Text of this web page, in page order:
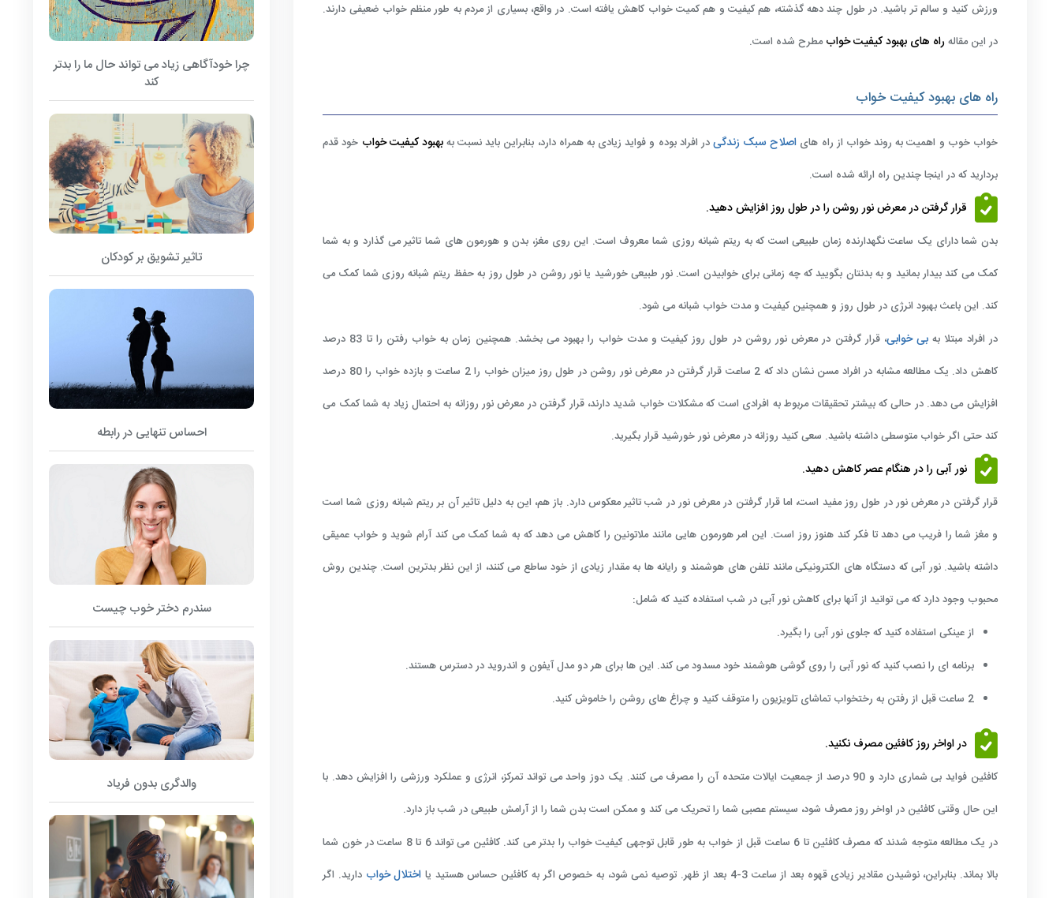
ورزش کنید و سالم تر باشید. در طول چند دهه گذشته، هم کیفیت و هم کمیت خواب کاهش یافته است. در واقع، بسیاری از مردم به طور منظم خواب ضعیفی دارند.
در این مقالهراه های بهبود کیفیت خوابمطرح شده است.
راه های بهبود کیفیت خواب
خواب خوب و اهمیت به روند خواب از راه های اصلاح سبک زندگیدر افراد بوده و فواید زیادی به همراه دارد، بنابراین باید نسبت بهبهبود کیفیت خواب خود قدم
بردارید که در اینجا چندین راه ارائه شده است.
قرار گرفتن در معرض نور روشن را در طول روز افزایش دهید.
بدن شما دارای یک ساعت نگهدارنده زمان طبیعی است که به ریتم شبانه روزی شما معروف است. این روی مغز، بدن و هورمون های شما تاثیر می گذارد و به شما
کمک می کند بیدار بمانید و به بدنتان بگویید که چه زمانی برای خوابیدن است. نور طبیعی خورشید یا نور روشن در طول روز به حفظ ریتم شبانه روزی شما کمک می
کند. این باعث بهبود انرژی در طول روز و همچنین کیفیت و مدت خواب شبانه می شود.
در افراد مبتلا به بی خوابی
، قرار گرفتن در معرض نور روشن در طول روز کیفیت و مدت خواب را بهبود می بخشد. همچنین زمان به خواب رفتن را تا 83 درصد
کاهش داد. یک مطالعه مشابه در افراد مسن نشان داد که 2 ساعت قرار گرفتن در معرض نور روشن در طول روز میزان خواب را 2 ساعت و بازده خواب را 80 درصد
افزایش می دهد. در حالی که بیشتر تحقیقات مربوط به افرادی است که مشکلات خواب شدید دارند، قرار گرفتن در معرض نور روزانه به احتمال زیاد به شما کمک می
کند حتی اگر خواب متوسطی داشته باشید. سعی کنید روزانه در معرض نور خورشید قرار بگیرید.
نور آبی را در هنگام عصر کاهش دهید.
قرار گرفتن در معرض نور در طول روز مفید است، اما قرار گرفتن در معرض نور در شب تاثیر معکوس دارد. باز هم، این به دلیل تاثیر آن بر ریتم شبانه روزی شما است
و مغز شما را فریب می دهد تا فکر کند هنوز روز است. این امر هورمون هایی مانند ملاتونین را کاهش می دهد که به شما کمک می کند آرام شوید و خواب عمیقی
داشته باشید. نور آبی که دستگاه های الکترونیکی مانند تلفن های هوشمند و رایانه ها به مقدار زیادی از خود ساطع می کنند، از این نظر بدترین است. چندین روش
محبوب وجود دارد که می توانید از آنها برای کاهش نور آبی در شب استفاده کنید که شامل:
از عینکی استفاده کنید که جلوی نور آبی را بگیرد.
برنامه ای را نصب کنید که نور آبی را روی گوشی هوشمند خود مسدود می کند. این ها برای هر دو مدل آیفون و اندروید در دسترس هستند.
2 ساعت قبل از رفتن به رختخواب تماشای تلویزیون را متوقف کنید و چراغ های روشن را خاموش کنید.
در اواخر روز کافئین مصرف نکنید.
کافئین فواید بی شماری دارد و 90 درصد از جمعیت ایالات متحده آن را مصرف می کنند. یک دوز واحد می تواند تمرکز، انرژی و عملکرد ورزشی را افزایش دهد. با
این حال وقتی کافئین در اواخر روز مصرف شود، سیستم عصبی شما را تحریک می کند و ممکن است بدن شما را از آرامش طبیعی در شب باز دارد.
در یک مطالعه متوجه شدند که مصرف کافئین تا 6 ساعت قبل از خواب به طور قابل توجهی کیفیت خواب را بدتر می کند. کافئین می تواند 6 تا 8 ساعت در خون شما
بالا بماند. بنابراین، نوشیدن مقادیر زیادی قهوه بعد از ساعت 3-4 بعد از ظهر. توصیه نمی شود، به خصوص اگر به کافئین حساس هستید یا
اختلال خواب دارید. اگر
چرا خودآگاهی زیاد می تواند حال ما را بدتر
کند
تاثیر تشویق بر کودکان
احساس تنهایی در رابطه
سندرم دختر خوب چیست
والدگری بدون فریاد